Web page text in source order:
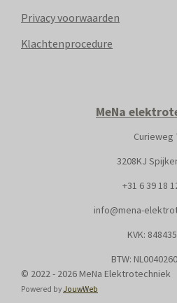
Privacy voorwaarden
Klachtenprocedure
MeNa
Curieweg
3208KJ
+31 6 39 18
info@mena-
KVK: 8
BTW:
© 2022 - 2026 MeNa Elektrotechniek
Powered by JouwWeb